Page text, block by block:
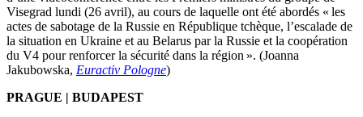
Visegrad lundi (26 avril), au cours de laquelle ont été abordés « les
actes de sabotage de la Russie en République tchèque, l’escalade de
la situation en Ukraine et au Belarus par la Russie et la coopération
du V4 pour renforcer la sécurité dans la région ». (Joanna
Jakubowska, Euractiv Pologne)
PRAGUE | BUDAPEST